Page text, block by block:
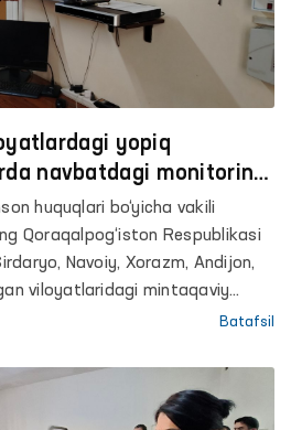
yopiq
navbatdagi monitoring
oshirildi
huquqlari bo‘yicha vakili
Qoraqalpog‘iston Respublikasi
Navoiy, Xorazm, Andijon,
viloyatlaridagi mintaqaviy
harakatlanish erkinligi
monitoring tashriflari amalga
Batafsil